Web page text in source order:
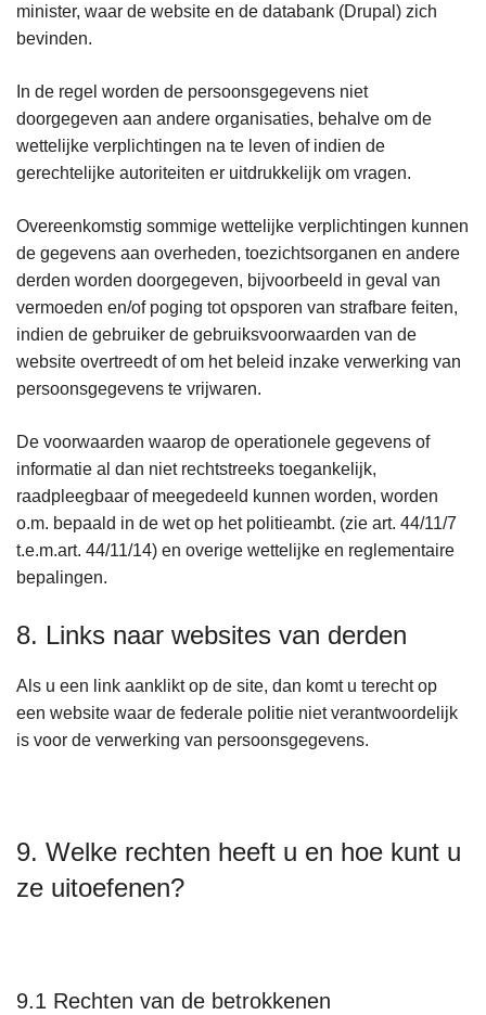
minister, waar de website en de databank (Drupal) zich
bevinden.
In de regel worden de persoonsgegevens niet
doorgegeven aan andere organisaties, behalve om de
wettelijke verplichtingen na te leven of indien de
gerechtelijke autoriteiten er uitdrukkelijk om vragen.
Overeenkomstig sommige wettelijke verplichtingen kunnen
de gegevens aan overheden, toezichtsorganen en andere
derden worden doorgegeven, bijvoorbeeld in geval van
vermoeden en/of poging tot opsporen van strafbare feiten,
indien de gebruiker de gebruiksvoorwaarden van de
website overtreedt of om het beleid inzake verwerking van
persoonsgegevens te vrijwaren.
De voorwaarden waarop de operationele gegevens of
informatie al dan niet rechtstreeks toegankelijk,
raadpleegbaar of meegedeeld kunnen worden, worden
o.m. bepaald in de wet op het politieambt. (zie art. 44/11/7
t.e.m.art. 44/11/14) en overige wettelijke en reglementaire
bepalingen.
8. Links naar websites van derden
Als u een link aanklikt op de site, dan komt u terecht op
een website waar de federale politie niet verantwoordelijk
is voor de verwerking van persoonsgegevens.
9. Welke rechten heeft u en hoe kunt u
ze uitoefenen?
9.1 Rechten van de betrokkenen